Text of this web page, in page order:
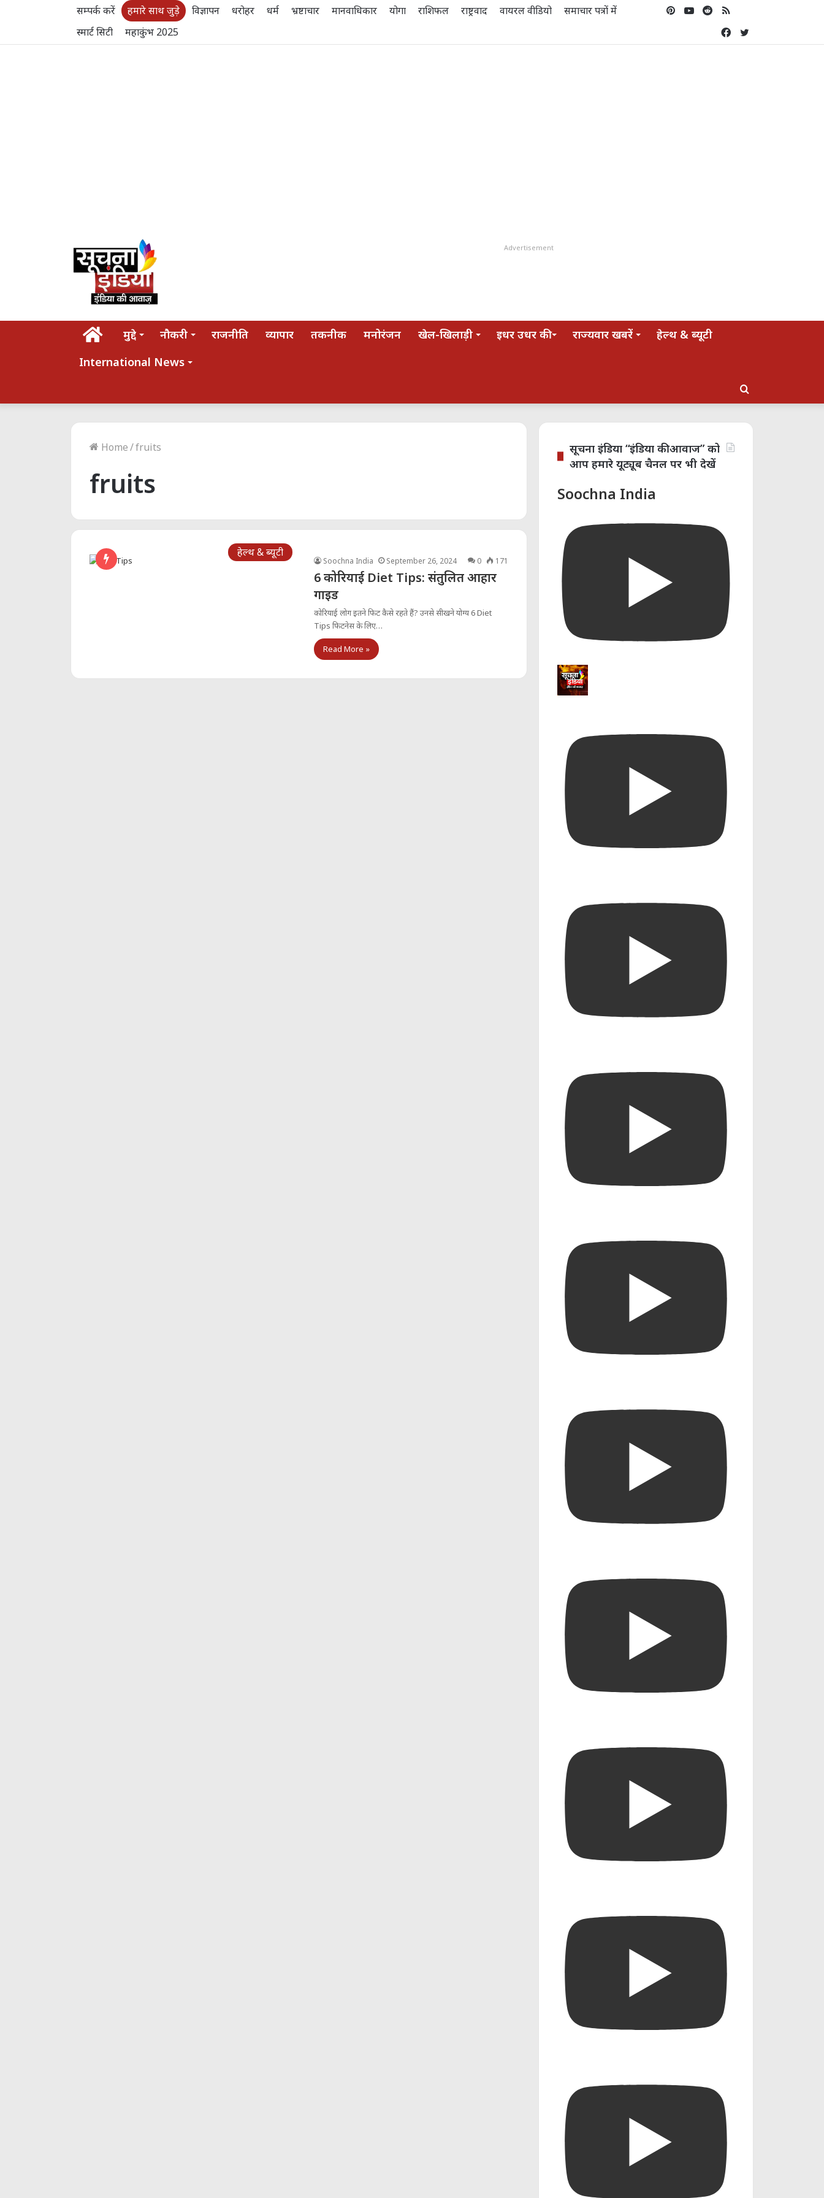
सम्पर्क करें हमारे साथ जुड़े विज्ञापन धरोहर धर्म भ्रष्टाचार मानवाधिकार योगा राशिफल राष्ट्रवाद वायरल वीडियो
समाचार पत्रों में
स्मार्ट सिटी
महाकुंभ 2025
RSS
Reddit
YouTube
Pinterest
Facebook
Advertisement
होम मुद्दे नौकरी राजनीति व्यापार तकनीक मनोरंजन खेल-खिलाड़ी इधर उधर की राज्यवार खबरें
हेल्थ & ब्यूटी
International News
Search
Home/fruits
fruits
हेल्थ & ब्यूटी
Soochna India September 26, 2024 0 171
6 कोरियाई Diet Tips: संतुलित आहार
गाइड
कोरियाई लोग इतने फिट कैसे रहते हैं? उनसे सीखने योग्य 6 Diet
Tips फिटनेस के लिए…
Read More »
सूचना इंडिया “इंडिया की आवाज” को
आप हमारे यूट्यूब चैनल पर भी देखें
Soochna India